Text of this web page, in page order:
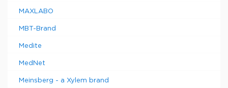
MAXLABO
MBT-Brand
Medite
MedNet
Meinsberg - a Xylem brand